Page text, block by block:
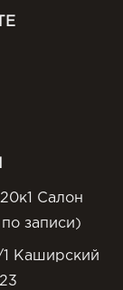
Салон
записи)
Каширский